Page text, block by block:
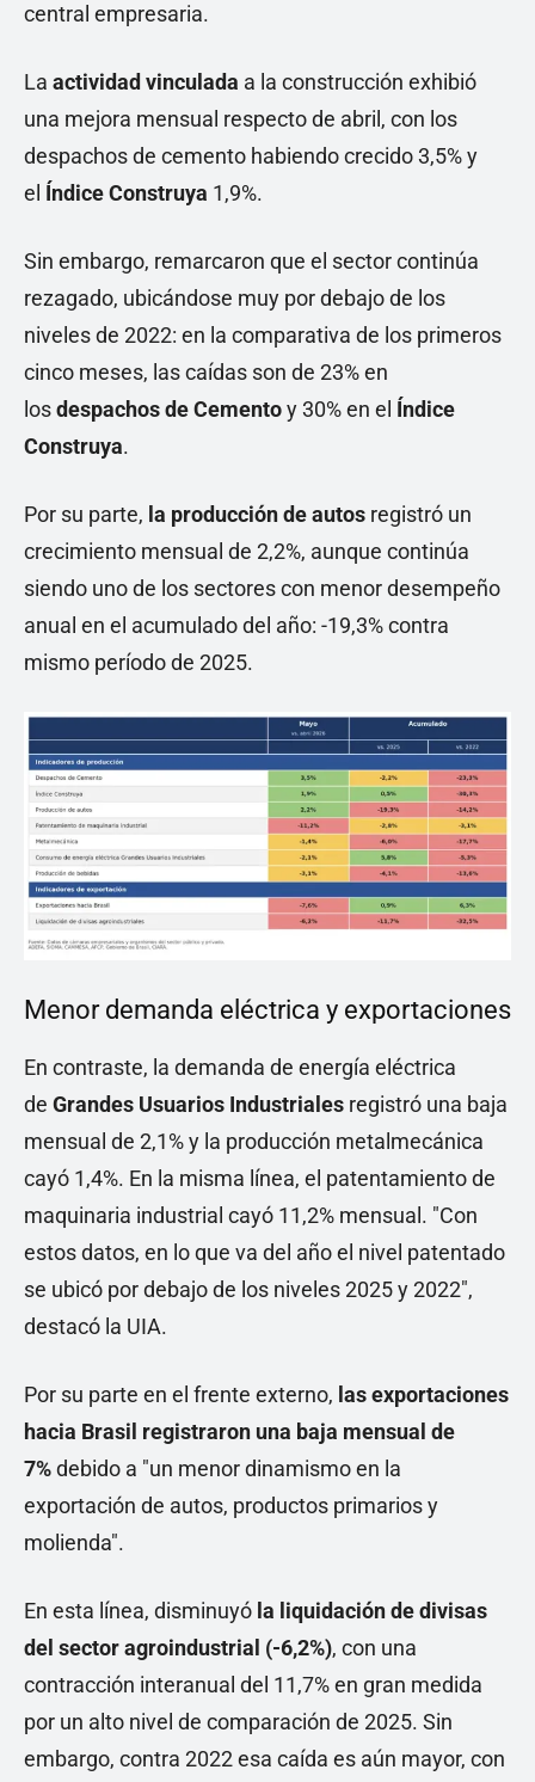
central empresaria.
La actividad vinculada a la construcción exhibió
una mejora mensual respecto de abril, con los
despachos de cemento habiendo crecido 3,5% y
el Índice Construya 1,9%.
Sin embargo, remarcaron que el sector continúa
rezagado, ubicándose muy por debajo de los
niveles de 2022: en la comparativa de los primeros
cinco meses, las caídas son de 23% en
losdespachos de Cementoy 30% en el Índice
Construya.
Por su parte, la producción de autos registró un
crecimiento mensual de 2,2%, aunque continúa
siendo uno de los sectores con menor desempeño
anual en el acumulado del año: -19,3% contra
mismo período de 2025.
Menor demanda eléctrica y exportaciones
En contraste, la demanda de energía eléctrica
de Grandes Usuarios Industriales registró una baja
mensual de 2,1% y la producción metalmecánica
cayó 1,4%. En la misma línea, el patentamiento de
maquinaria industrial cayó 11,2% mensual. "Con
estos datos, en lo que va del año el nivel patentado
se ubicó por debajo de los niveles 2025 y 2022",
destacó la UIA.
Por su parte en el frente externo, las exportaciones
hacia Brasil registraron una baja mensual de
7%debido a "un menor dinamismo en la
exportación de autos, productos primarios y
molienda".
En esta línea, disminuyó la liquidación de divisas
del sector agroindustrial (-6,2%), con una
contracción interanual del 11,7% en gran medida
por un alto nivel de comparación de 2025. Sin
embargo, contra 2022 esa caída es aún mayor, con